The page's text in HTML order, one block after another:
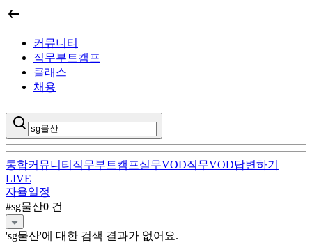
커뮤니티
직무부트캠프
클래스
채용
통합커뮤니티 직무부트캠프실무VOD직무VOD답변하기
sg물산
LIVE
자율일정
#sg물산0 건
'sg물산'에 대한 검색 결과가 없어요.